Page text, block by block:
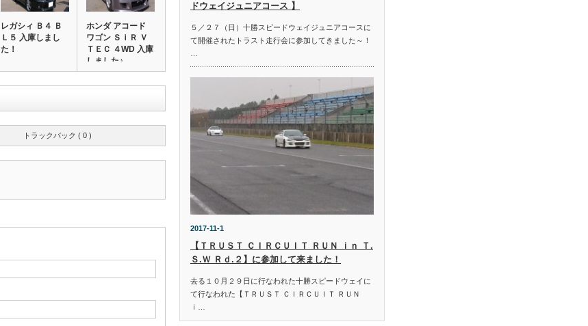
レガシィ Ｂ４ Ｂ
Ｌ５ 入庫しまし
た！
ホンダ アコード
ワゴン ＳｉＲ Ｖ
ＴＥＣ ４WD 入庫
しました♪…
トラックバック ( 0 )
ドウェイジュニアコース 】
５／２７（日）十勝スピードウェイジュニアコースに
て開催されたトラスト走行会に参加してきました～！
2017-11-1
【ＴＲＵＳＴ ＣＩＲＣＵＩＴ ＲＵＮ ｉｎ Ｔ.
Ｓ.Ｗ Ｒｄ.２】に参加して来ました！
去る１０月２９日に行なわれた十勝スピードウェイに
て行なわれた【ＴＲＵＳＴ ＣＩＲＣＵＩＴ ＲＵＮ
ｉ…